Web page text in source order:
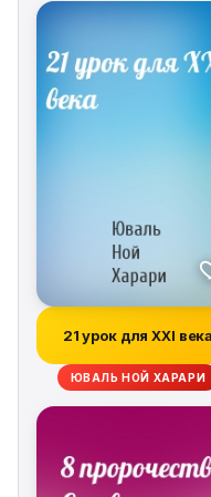
21 урок для XXI века
ЮВАЛЬ НОЙ ХАРАРИ